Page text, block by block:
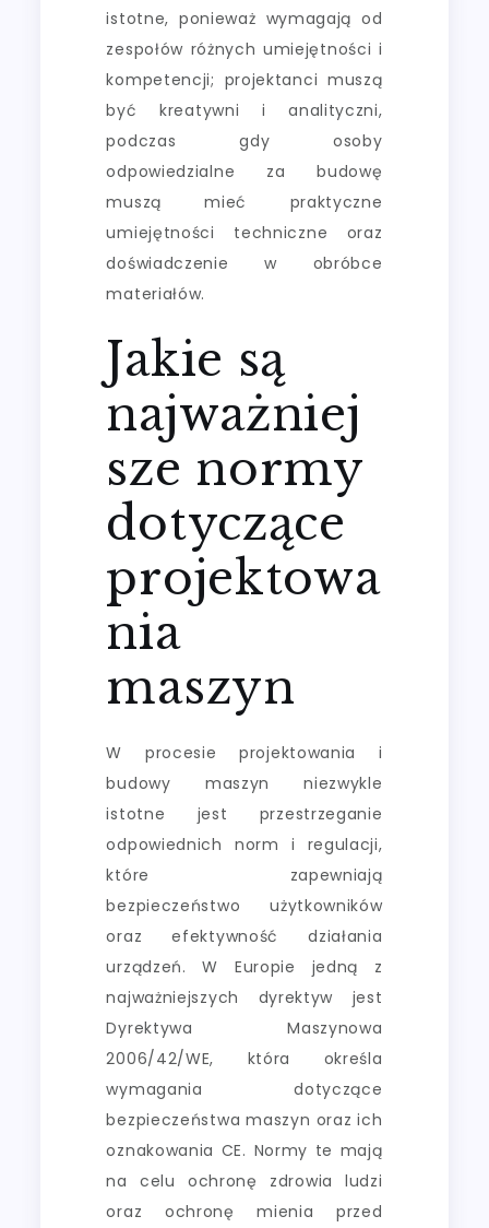
istotne, ponieważ wymagają od
zespołów różnych umiejętności i
kompetencji; projektanci muszą
być kreatywni i analityczni,
podczas gdy osoby
odpowiedzialne za budowę
muszą mieć praktyczne
umiejętności techniczne oraz
doświadczenie w obróbce
materiałów.
Jakie są
najważniej
sze normy
dotyczące
projektowa
nia
maszyn
W procesie projektowania i
budowy maszyn niezwykle
istotne jest przestrzeganie
odpowiednich norm i regulacji,
które zapewniają
bezpieczeństwo użytkowników
oraz efektywność działania
urządzeń. W Europie jedną z
najważniejszych dyrektyw jest
Dyrektywa Maszynowa
2006/42/WE, która określa
wymagania dotyczące
bezpieczeństwa maszyn oraz ich
oznakowania CE. Normy te mają
na celu ochronę zdrowia ludzi
oraz ochronę mienia przed